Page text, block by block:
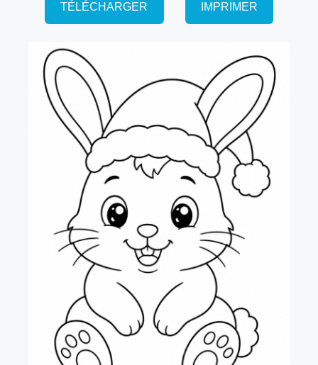
TÉLÉCHARGER IMPRIMER